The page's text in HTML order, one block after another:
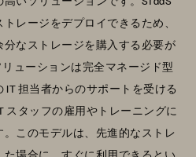
レージをデプロイできるため、
なストレージを購入する必要が
ューションは完全マネージド型
担当者からのサポートを受ける
スタッフの雇用やトレーニングに
このモデルは、先進的なストレ
場合に、すぐに利用できるとい